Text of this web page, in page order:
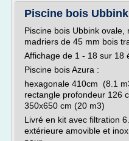
Piscine bois
Piscine bois Ubbink
madriers de 45 mm bois
Affichage de 1 - 18 sur 18
Piscine bois Azura :
hexagonale 410cm (8.1
rectangle profondeur 126
350x650 cm (20 m3)
Livré en kit avec filtration
extérieure amovible et